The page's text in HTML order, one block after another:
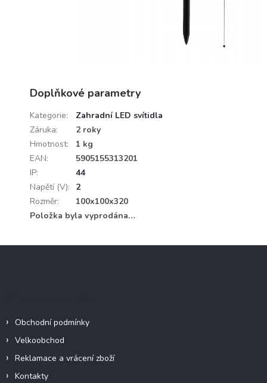
Doplňkové parametry
Kategorie:
Zahradní LED svítidla
Záruka:
2 roky
Hmotnost:
1 kg
EAN:
5905155313201
IP:
44
Napětí (V):
2
Rozměr:
100x100x320
Položka byla vyprodána…
Obchodní podmínky
Velkoobchod
Reklamace a vrácení zboží
Kontakty